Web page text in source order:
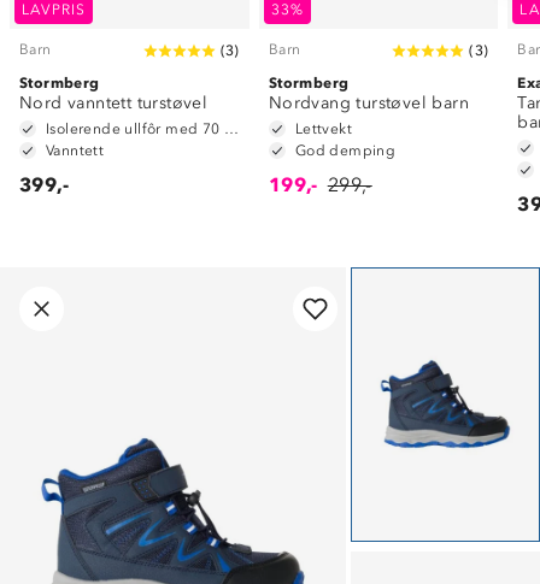
LAVPRIS
Barn (3)
Stormberg
Nord vanntett turstøvel
Isolerende ullfôr med 70 % ull
Vanntett
399,-
33%
Barn (3)
Stormberg
Nordvang turstøvel barn
Lettvekt
God demping
199,- 299,-